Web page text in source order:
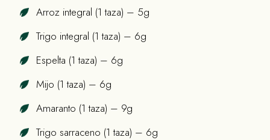
Arroz integral (1 taza) – 5g
Trigo integral (1 taza) – 6g
Espelta (1 taza) – 6g
Mijo (1 taza) – 6g
Amaranto (1 taza) – 9g
Trigo sarraceno (1 taza) – 6g